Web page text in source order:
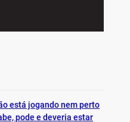
está jogando nem perto
pode e deveria estar